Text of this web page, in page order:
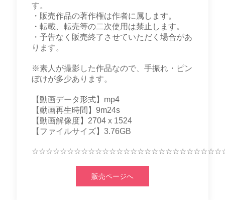
す。
・販売作品の著作権は作者に属します。
・転載、転売等の二次使用は禁止します。
・予告なく販売終了させていただく場合があ
ります。
※素人が撮影した作品なので、手振れ・ピン
ぼけが多少あります。
【動画データ形式】mp4
【動画再生時間】9m24s
【動画解像度】2704 x 1524
【ファイルサイズ】3.76GB
販売ページへ